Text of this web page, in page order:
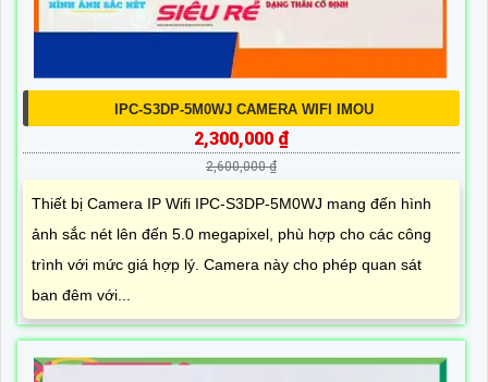
IPC-S3DP-5M0WJ CAMERA WIFI IMOU
2,300,000 ₫
2,600,000 ₫
Thiết bị Camera IP Wifi IPC-S3DP-5M0WJ mang đến hình
ảnh sắc nét lên đến 5.0 megapixel, phù hợp cho các công
trình với mức giá hợp lý. Camera này cho phép quan sát
ban đêm với...